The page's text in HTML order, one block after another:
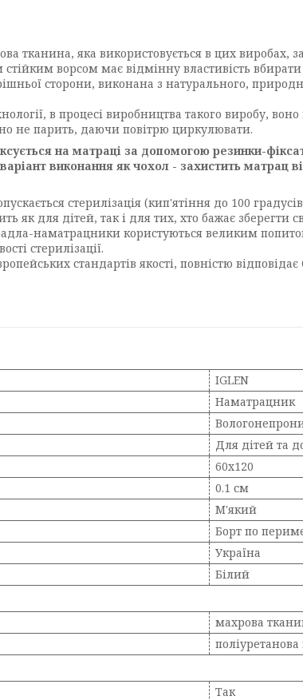
тканина, яка використовується в цих виробах,
ворсом має відмінну властивість
сторони, виконана з натурального,
в процесі виробництва такого виробу,
не парить, даючи повітрю циркулювати.
на матраці за допомогою резинки-
виконання як чохол - захистить
стерилізація (кип'ятіння до 100
як для дітей, так і для тих, хто бажає зберегти
наматрацники користуються великим
стерилізації.
стандартів якості, повністю
IGLEN
Наматрацник
Для дітей та
60x120
0.1 см
М'який
Борт по
Україна
Білий
махрова
Так